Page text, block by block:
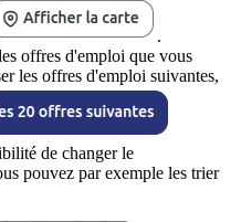
.
offres d'emploi que vous
les offres d'emploi suivantes,
de changer le
pouvez par exemple les trier